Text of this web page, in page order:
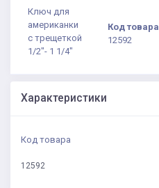
Ключ для
американки
с трещеткой
1/2"- 1 1/4"
Код товара
12592
Характеристики
Код товара
12592